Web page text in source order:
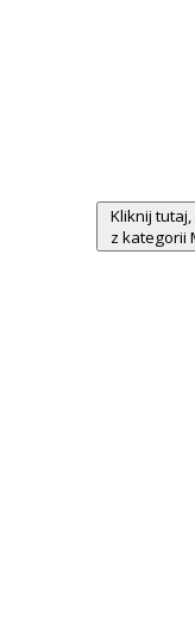
Kliknij
z kategorii